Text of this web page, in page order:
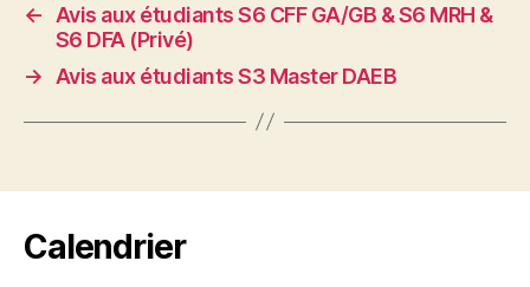
←
Avis aux étudiants S6 CFF GA/GB & S6 MRH &
S6 DFA (Privé)
→
Avis aux étudiants S3 Master DAEB
Calendrier